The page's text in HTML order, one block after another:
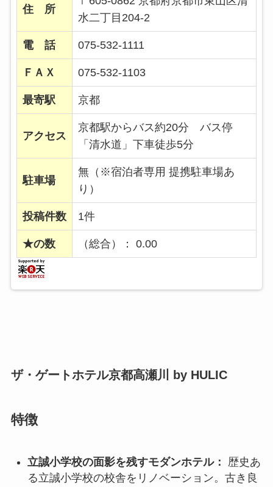
住 所
水二丁目204-2
電 話 075-532-1111
ＦＡＸ 075-532-1103
最寄駅 京都
アクセス
京都駅からバス約20分 バス停
「清水道」下車徒歩5分
駐車場
無（※宿泊者専用 提携駐車場あ
り）
投稿件数 1件
★の数 （総合）： 0.00
ザ・ゲートホテル京都高瀬川 by HULIC
特徴
立誠小学校の面影を残すモダンホテル：
歴史あ
る立誠小学校の校舎をリノベーション。古き良